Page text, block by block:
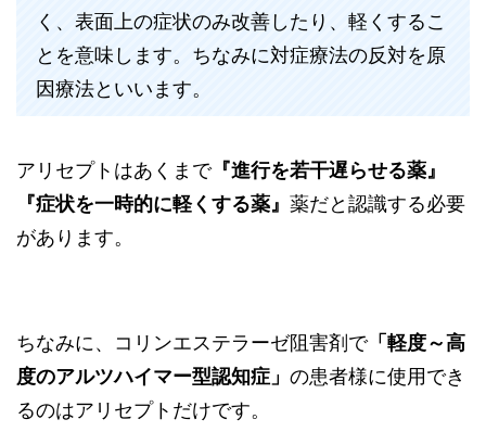
く、表面上の症状のみ改善したり、軽くするこ
とを意味します。ちなみに対症療法の反対を原
因療法といいます。
アリセプトはあくまで『進行を若干遅らせる薬』
『症状を一時的に軽くする薬』 薬だと認識する必要
があります。
ちなみに、コリンエステラーゼ阻害剤で「軽度～高
度のアルツハイマー型認知症」 の患者様に使用でき
るのはアリセプトだけです。